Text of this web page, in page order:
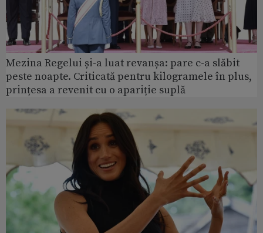
Mezina Regelui și-a luat revanșa: pare c-a slăbit
peste noapte. Criticată pentru kilogramele în plus,
prințesa a revenit cu o apariție suplă